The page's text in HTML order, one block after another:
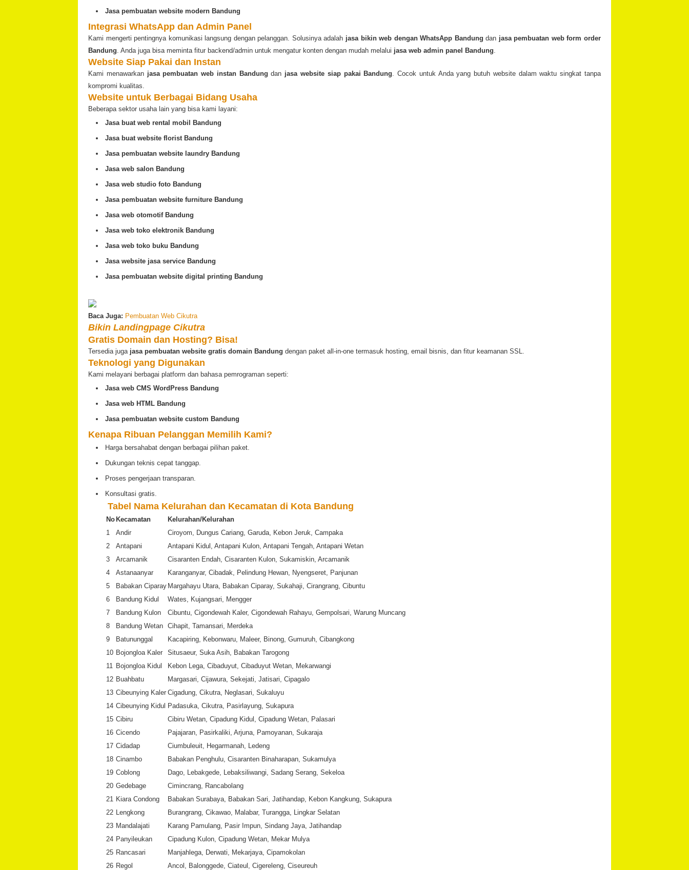
Jasa pembuatan website modern Bandung
Integrasi WhatsApp dan Admin Panel
Kami mengerti pentingnya komunikasi langsung dengan pelanggan. Solusinya adalah jasa bikin web dengan WhatsApp Bandung dan jasa pembuatan web form order
Bandung. Anda juga bisa meminta fitur backend/admin untuk mengatur konten dengan mudah melalui jasa web admin panel Bandung.
Website Siap Pakai dan Instan
Kami menawarkan jasa pembuatan web instan Bandung dan jasa website siap pakai Bandung. Cocok untuk Anda yang butuh website dalam waktu singkat tanpa
kompromi kualitas.
Website untuk Berbagai Bidang Usaha
Beberapa sektor usaha lain yang bisa kami layani:
Jasa buat web rental mobil Bandung
Jasa buat website florist Bandung
Jasa pembuatan website laundry Bandung
Jasa web salon Bandung
Jasa web studio foto Bandung
Jasa pembuatan website furniture Bandung
Jasa web otomotif Bandung
Jasa web toko elektronik Bandung
Jasa web toko buku Bandung
Jasa website jasa service Bandung
Jasa pembuatan website digital printing Bandung
Baca Juga: Pembuatan Web Cikutra
Bikin Landingpage Cikutra
Gratis Domain dan Hosting? Bisa!
Tersedia juga jasa pembuatan website gratis domain Bandung dengan paket all-in-one termasuk hosting, email bisnis, dan fitur keamanan SSL.
Teknologi yang Digunakan
Kami melayani berbagai platform dan bahasa pemrograman seperti:
Jasa web CMS WordPress Bandung
Jasa web HTML Bandung
Jasa pembuatan website custom Bandung
Kenapa Ribuan Pelanggan Memilih Kami?
Harga bersahabat dengan berbagai pilihan paket.
Dukungan teknis cepat tanggap.
Proses pengerjaan transparan.
Konsultasi gratis.
Tabel Nama Kelurahan dan Kecamatan di Kota Bandung
No Kecamatan
Kelurahan/Kelurahan
1
Andir
Ciroyom, Dungus Cariang, Garuda, Kebon Jeruk, Campaka
2
Antapani
Antapani Kidul, Antapani Kulon, Antapani Tengah, Antapani Wetan
3
Arcamanik
Cisaranten Endah, Cisaranten Kulon, Sukamiskin, Arcamanik
4
Astanaanyar
Karanganyar, Cibadak, Pelindung Hewan, Nyengseret, Panjunan
5
Babakan Ciparay Margahayu Utara, Babakan Ciparay, Sukahaji, Cirangrang, Cibuntu
6
Bandung Kidul
Wates, Kujangsari, Mengger
7
Bandung Kulon
Cibuntu, Cigondewah Kaler, Cigondewah Rahayu, Gempolsari, Warung Muncang
8
Bandung Wetan Cihapit, Tamansari, Merdeka
9
Batununggal
Kacapiring, Kebonwaru, Maleer, Binong, Gumuruh, Cibangkong
10 Bojongloa Kaler
Situsaeur, Suka Asih, Babakan Tarogong
11 Bojongloa Kidul
Kebon Lega, Cibaduyut, Cibaduyut Wetan, Mekarwangi
12 Buahbatu
Margasari, Cijawura, Sekejati, Jatisari, Cipagalo
13 Cibeunying Kaler Cigadung, Cikutra, Neglasari, Sukaluyu
14 Cibeunying Kidul Padasuka, Cikutra, Pasirlayung, Sukapura
15 Cibiru
Cibiru Wetan, Cipadung Kidul, Cipadung Wetan, Palasari
16 Cicendo
Pajajaran, Pasirkaliki, Arjuna, Pamoyanan, Sukaraja
17 Cidadap
Ciumbuleuit, Hegarmanah, Ledeng
18 Cinambo
Babakan Penghulu, Cisaranten Binaharapan, Sukamulya
19 Coblong
Dago, Lebakgede, Lebaksiliwangi, Sadang Serang, Sekeloa
20 Gedebage
Cimincrang, Rancabolang
21 Kiara Condong
Babakan Surabaya, Babakan Sari, Jatihandap, Kebon Kangkung, Sukapura
22 Lengkong
Burangrang, Cikawao, Malabar, Turangga, Lingkar Selatan
23 Mandalajati
Karang Pamulang, Pasir Impun, Sindang Jaya, Jatihandap
24 Panyileukan
Cipadung Kulon, Cipadung Wetan, Mekar Mulya
25 Rancasari
Manjahlega, Derwati, Mekarjaya, Cipamokolan
26 Regol Ancol, Balonggede, Ciateul, Cigereleng, Ciseureuh